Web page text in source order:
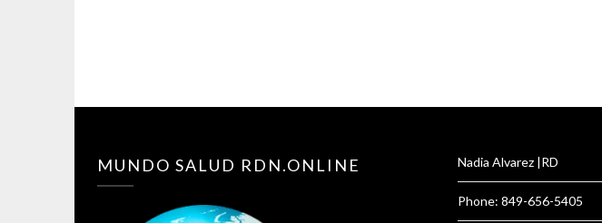
MUNDO SALUD RDN.ONLINE Nadia Alvarez |RD
Phone: 849-656-5405